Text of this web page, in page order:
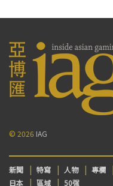
© 2026 IAG
新聞 特寫 人物 專欄
日本
區域 50强